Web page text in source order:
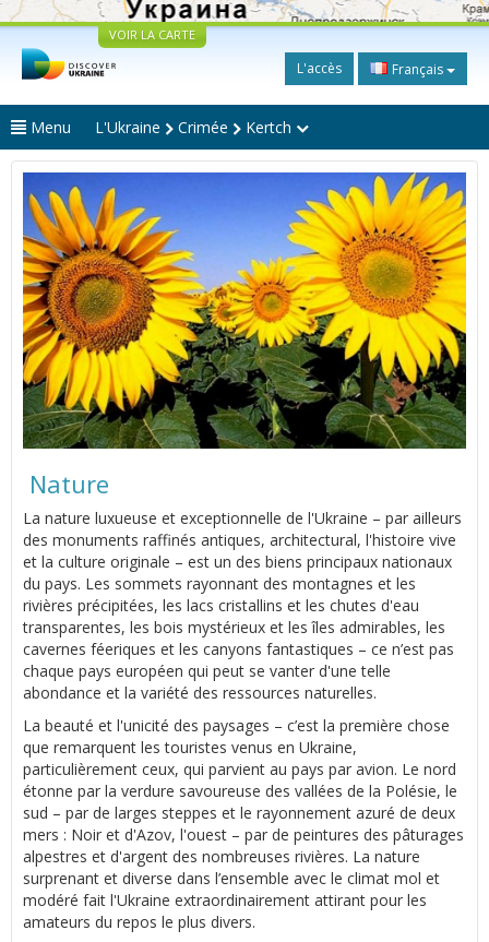
VOIR LA CARTE
L'accès Français
Menu L'Ukraine Crimée Kertch
Nature
La nature luxueuse et exceptionnelle de l'Ukraine – par ailleurs
des monuments raffinés antiques, architectural, l'histoire vive
et la culture originale – est un des biens principaux nationaux
du pays. Les sommets rayonnant des montagnes et les
rivières précipitées, les lacs cristallins et les chutes d'eau
transparentes, les bois mystérieux et les îles admirables, les
cavernes féeriques et les canyons fantastiques – ce n’est pas
chaque pays européen qui peut se vanter d'une telle
abondance et la variété des ressources naturelles.
La beauté et l'unicité des paysages – c’est la première chose
que remarquent les touristes venus en Ukraine,
particulièrement ceux, qui parvient au pays par avion. Le nord
étonne par la verdure savoureuse des vallées de la Polésie, le
sud – par de larges steppes et le rayonnement azuré de deux
mers : Noir et d'Azov, l'ouest – par de peintures des pâturages
alpestres et d'argent des nombreuses rivières. La nature
surprenant et diverse dans l’ensemble avec le climat mol et
modéré fait l'Ukraine extraordinairement attirant pour les
amateurs du repos le plus divers.